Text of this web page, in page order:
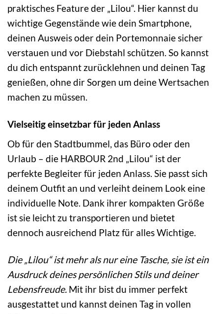
praktisches Feature der „Lilou“. Hier kannst du
wichtige Gegenstände wie dein Smartphone,
deinen Ausweis oder dein Portemonnaie sicher
verstauen und vor Diebstahl schützen. So kannst
du dich entspannt zurücklehnen und deinen Tag
genießen, ohne dir Sorgen um deine Wertsachen
machen zu müssen.
Vielseitig einsetzbar für jeden Anlass
Ob für den Stadtbummel, das Büro oder den
Urlaub – die HARBOUR 2nd „Lilou“ ist der
perfekte Begleiter für jeden Anlass. Sie passt sich
deinem Outfit an und verleiht deinem Look eine
individuelle Note. Dank ihrer kompakten Größe
ist sie leicht zu transportieren und bietet
dennoch ausreichend Platz für alles Wichtige.
Die „Lilou“ ist mehr als nur eine Tasche, sie ist ein
Ausdruck deines persönlichen Stils und deiner
Lebensfreude. Mit ihr bist du immer perfekt
ausgestattet und kannst deinen Tag in vollen